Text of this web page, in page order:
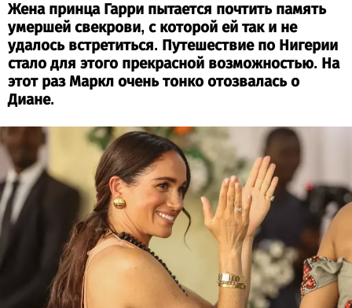
Жена принца Гарри пытается почтить память
умершей свекрови, с которой ей так и не
удалось встретиться. Путешествие по Нигерии
стало для этого прекрасной возможностью. На
этот раз Маркл очень тонко отозвалась о
Диане.